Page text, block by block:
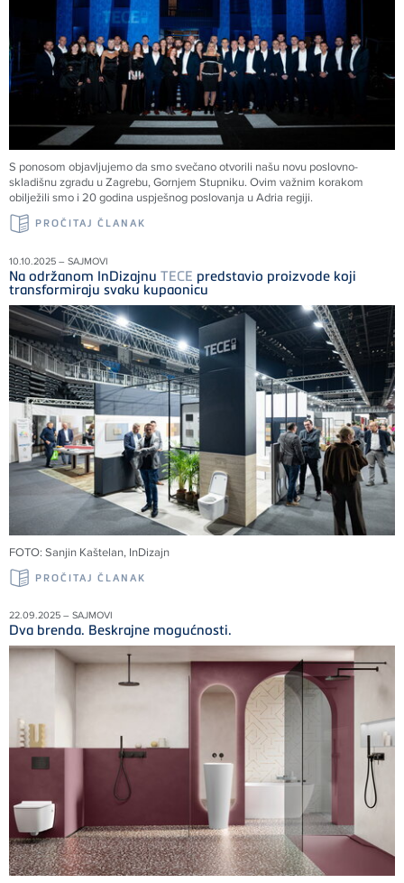
S ponosom objavljujemo da smo svečano otvorili našu novu poslovno-
skladišnu zgradu u Zagrebu, Gornjem Stupniku. Ovim važnim korakom
obilježili smo i 20 godina uspješnog poslovanja u Adria regiji.
PROČITAJ ČLANAK
10.10.2025 – SAJMOVI
Na održanom InDizajnu TECE predstavio proizvode koji
transformiraju svaku kupaonicu
FOTO: Sanjin Kaštelan, InDizajn
PROČITAJ ČLANAK
22.09.2025 – SAJMOVI
Dva brenda. Beskrajne mogućnosti.